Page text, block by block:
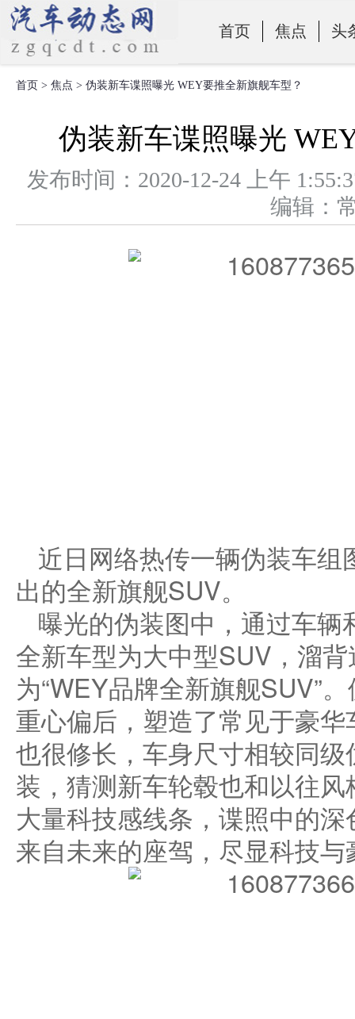
首页 焦点 头
零部件
首页 > 焦点 > 伪装新车谍照曝光 WEY要推全新旗舰车型？
伪装新车谍照曝光
发布时间：2020-12-24 上午
编辑
近日网络热传一辆伪装车
出的全新旗舰SUV。
曝光的伪装图中，通过车
全新车型为大中型SUV，溜
为“WEY品牌全新旗舰SUV”
重心偏后，塑造了常见于豪
也很修长，车身尺寸相较同
装，猜测新车轮毂也和以往
大量科技感线条，谍照中的
来自未来的座驾，尽显科技与